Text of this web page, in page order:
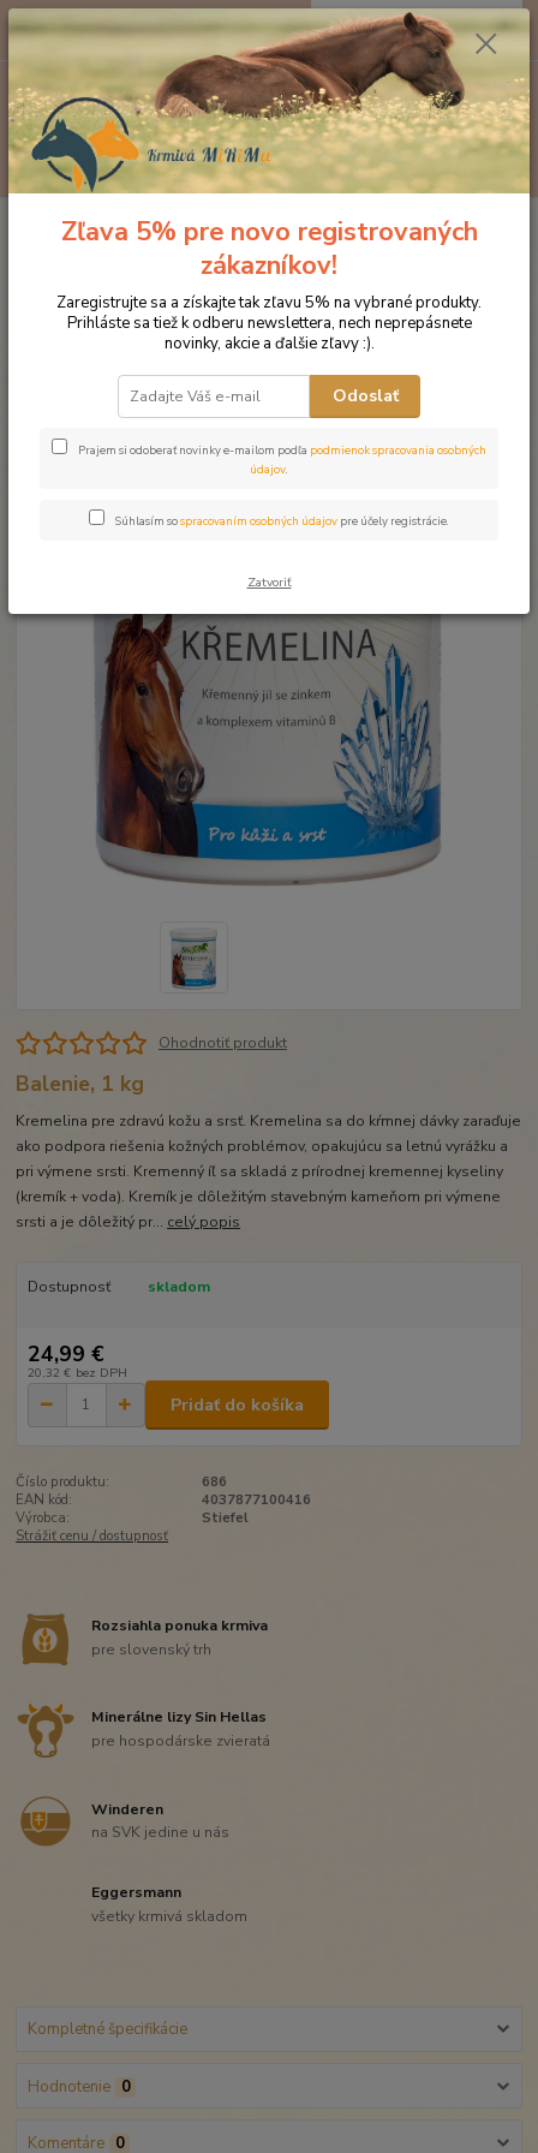
Menu
0ks
za0 €
Doplnky výživy Koža a srsť Kremelina
Novinka
Ohodnotiť produkt
Balenie, 1 kg
Kremelina pre zdravú kožu a srsť. Kremelina sa do kŕmnej dávky zaraďuje
ako podpora riešenia kožných problémov, opakujúcu sa letnú vyrážku a
pri výmene srsti. Kremenný íľ sa skladá z prírodnej kremennej kyseliny
(kremík + voda). Kremík je dôležitým stavebným kameňom pri výmene
srsti a je dôležitý pr... celý popis
Dostupnosť skladom
24,99 €
20,32 € bez DPH
Pridať do košíka
Číslo produktu:
686
EAN kód:
4037877100416
Výrobca:
Stiefel
Strážiť cenu / dostupnosť
Rozsiahla ponuka krmiva
pre slovenský trh
Minerálne lizy Sin Hellas
pre hospodárske zvieratá
Winderen
na SVK jedine u nás
Eggersmann
všetky krmivá skladom
Kompletné špecifikácie
Hodnotenie 0
Komentáre 0
Zľava 5% pre novo registrovaných
zákazníkov!
Zaregistrujte sa a získajte tak zľavu 5% na vybrané produkty.
Prihláste sa tiež k odberu newslettera, nech neprepásnete
novinky, akcie a ďalšie zľavy :).
Odoslať
Prajem si odoberať novinky e-mailom podľa podmienok spracovania osobných
údajov.
Súhlasím sospracovaním osobných údajov pre účely registrácie.
Zatvoriť